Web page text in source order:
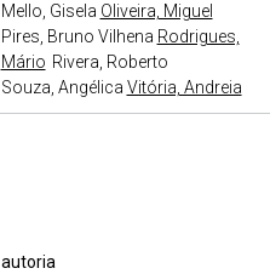
Mello, Gisela Oliveira, Miguel
Pires, Bruno Vilhena Rodrigues,
Mário Rivera, Roberto
Souza, Angélica Vitória, Andreia
autoria